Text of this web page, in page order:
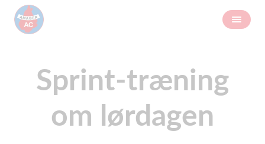
Sprint-træning
om lørdagen